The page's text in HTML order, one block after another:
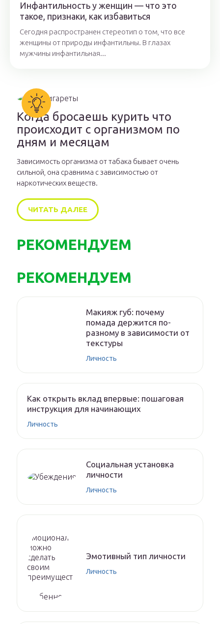
Инфантильность у женщин — что это
такое, признаки, как избавиться
Сегодня распространен стереотип о том, что все
женщины от природы инфантильны. В глазах
мужчины инфантильная...
Когда бросаешь курить что
происходит с организмом по
дням и месяцам
Зависимость организма от табака бывает очень
сильной, она сравнима с зависимостью от
наркотических веществ.
ЧИТАТЬ ДАЛЕЕ
РЕКОМЕНДУЕМ
РЕКОМЕНДУЕМ
Макияж губ: почему
помада держится по-
разному в зависимости от
текстуры
Личность
Как открыть вклад впервые: пошаговая
инструкция для начинающих
Личность
Социальная установка
личности
Личность
Эмотивный тип личности
Личность